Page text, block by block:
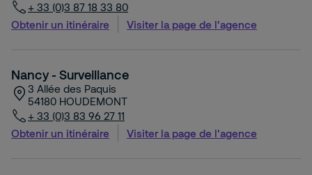
+ 33 (0)3 87 18 33 80
Obtenir un itinéraire
Visiter la page de l'agence
Nancy - Surveillance
3 Allée des Paquis
54180 HOUDEMONT
+ 33 (0)3 83 96 27 11
Obtenir un itinéraire
Visiter la page de l'agence